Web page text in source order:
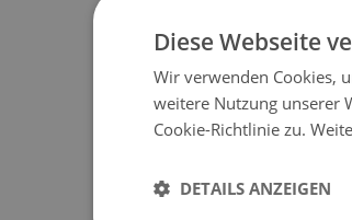
Diese Webseite
Wir verwenden Cookies,
weitere Nutzung unserer
Cookie-Richtlinie zu.
DETAILS ANZEIGEN